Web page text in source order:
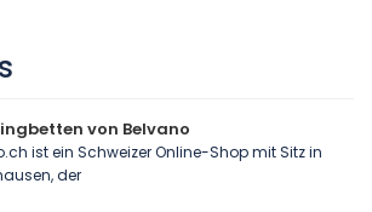
von Belvano
ist ein Schweizer Online-Shop mit Sitz in
der